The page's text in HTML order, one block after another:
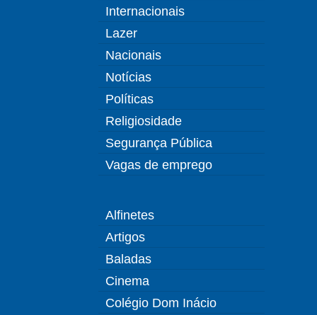
Internacionais
Lazer
Nacionais
Notícias
Políticas
Religiosidade
Segurança Pública
Vagas de emprego
Alfinetes
Artigos
Baladas
Cinema
Colégio Dom Inácio